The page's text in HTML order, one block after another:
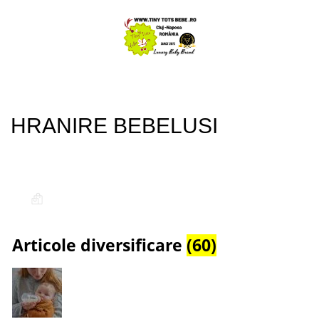
HRANIRE BEBELUSI
Articole diversificare (60)